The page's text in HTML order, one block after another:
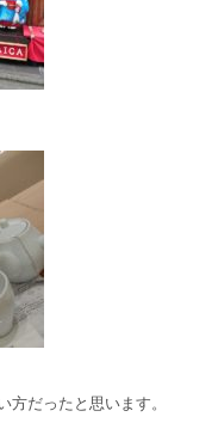
だったと思います。